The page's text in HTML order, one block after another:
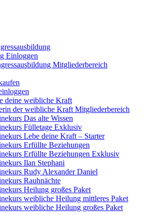
Einloggen
Mitgliederbereich
deine weibliche Kraft
der weibliche Kraft Mitgliederbereich
Das alte Wissen
Fülletage Exklusiv
Lebe deine Kraft – Starter
Erfüllte Beziehungen
Erfüllte Beziehungen Exklusiv
Ilan Stephani
Rudy Alexander Daniel
Rauhnächte
Heilung großes Paket
weibliche Heilung mittleres Paket
weibliche Heilung großes Paket